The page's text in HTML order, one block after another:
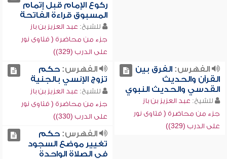
ركوع الإمام قبل إتمام
المسبوق قراءة الفاتحة
للشيخ: عبد العزيز بن باز
جزء من محاضرة ( فتاوى نور
على الدرب (329))
الفهرس:الفرق بين
القرآن والحديث
القدسي والحديث النبوي
للشيخ: عبد العزيز بن باز
جزء من محاضرة ( فتاوى نور
على الدرب (329))
الفهرس:حكم
تزوج الإنسي بالجنية
للشيخ: عبد العزيز بن باز
جزء من محاضرة ( فتاوى نور
على الدرب (330))
الفهرس:حكم
تغيير موضع السجود
في الصلاة الواحدة